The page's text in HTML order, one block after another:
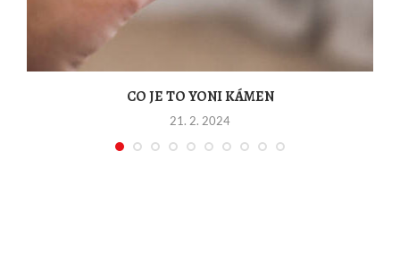
CO JE TO YONI KÁMEN
21. 2. 2024